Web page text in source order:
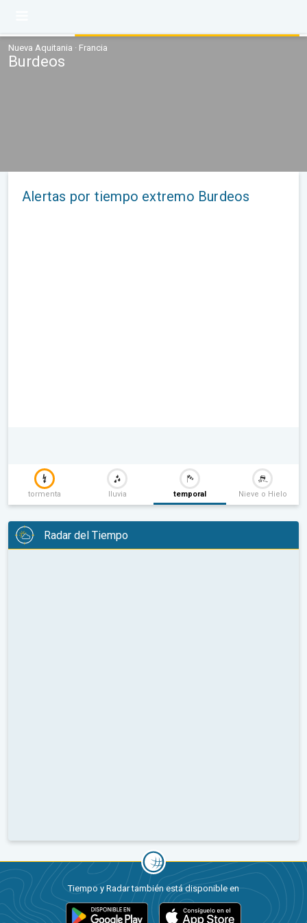
Nueva Aquitania · Francia
Burdeos
Alertas por tiempo extremo Burdeos
tormenta lluvia temporal Nieve o Hielo
Radar del Tiempo
Tiempo y Radar también está disponible en